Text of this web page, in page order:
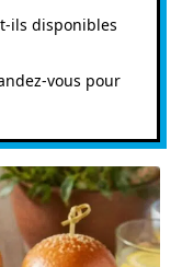
ils disponibles
vous pour